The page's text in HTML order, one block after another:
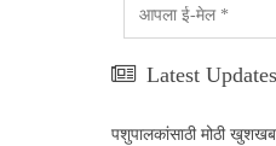
Latest Updates
पशुपालकांसाठी मोठी